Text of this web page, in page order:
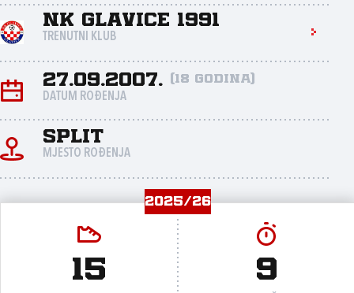
NK Glavice 1991
TRENUTNI KLUB
27.09.2007. (18 godina)
DATUM ROĐENJA
Split
MJESTO ROĐENJA
2025/26
15 9